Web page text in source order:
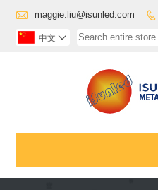
 maggie.liu@isunled.com 
中文 